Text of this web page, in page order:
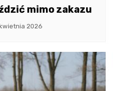
mimo zakazu
2026